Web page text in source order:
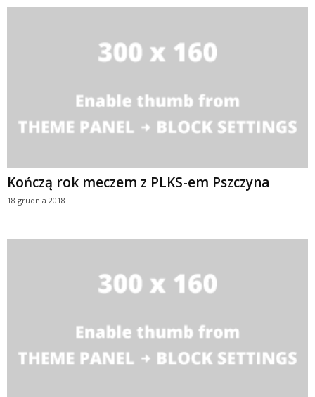
Kończą rok meczem z PLKS-em Pszczyna
18 grudnia 2018